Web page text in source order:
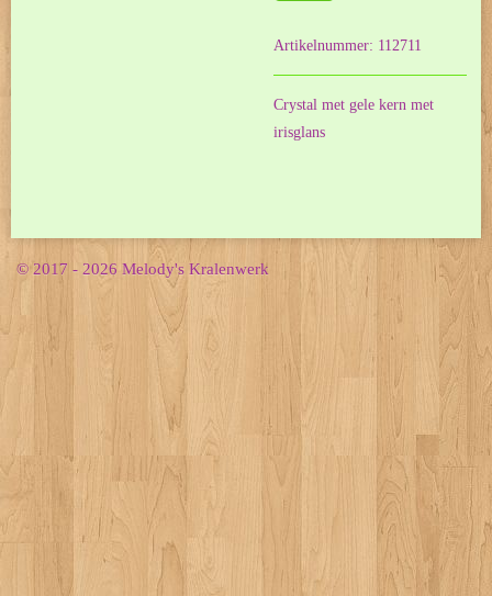
Artikelnummer: 112711
Crystal met gele kern met
irisglans
© 2017 - 2026 Melody's Kralenwerk